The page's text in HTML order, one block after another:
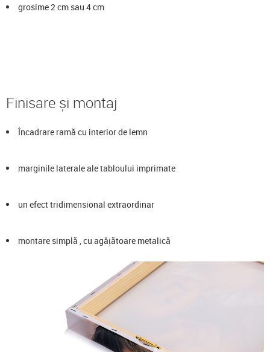
grosime 2 cm sau 4 cm
Finisare și montaj
Încadrare ramă cu interior de lemn
marginile laterale ale tabloului imprimate
un efect tridimensional extraordinar
montare simplă , cu agățătoare metalică